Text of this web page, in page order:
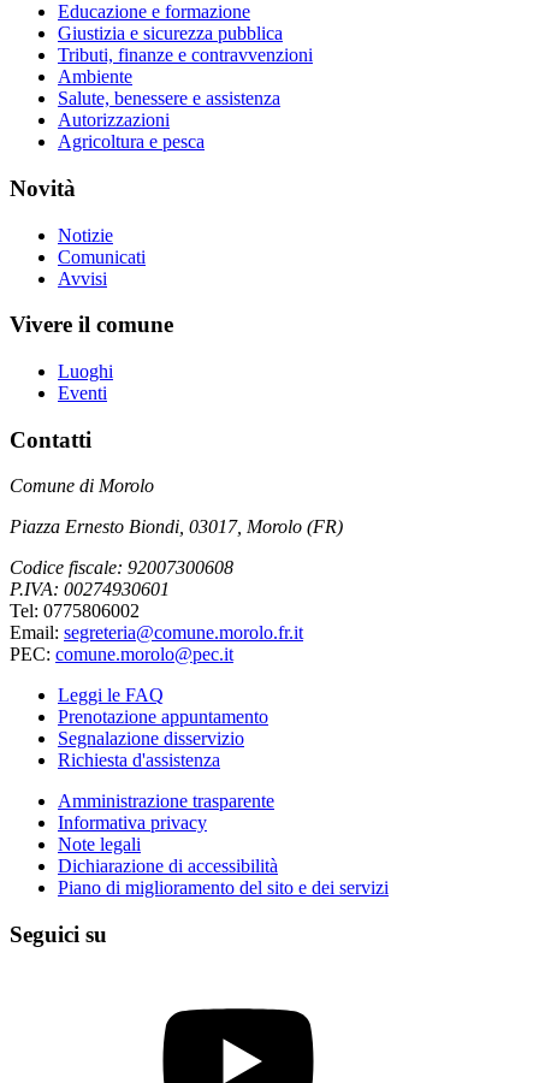
Educazione e formazione
Giustizia e sicurezza pubblica
Tributi, finanze e contravvenzioni
Ambiente
Salute, benessere e assistenza
Autorizzazioni
Agricoltura e pesca
Novità
Notizie
Comunicati
Avvisi
Vivere il comune
Luoghi
Eventi
Contatti
Comune di Morolo
Piazza Ernesto Biondi, 03017, Morolo (FR)
Codice fiscale: 92007300608
P.IVA: 00274930601
Tel: 0775806002
Email: segreteria@comune.morolo.fr.it
PEC: comune.morolo@pec.it
Leggi le FAQ
Prenotazione appuntamento
Segnalazione disservizio
Richiesta d'assistenza
Amministrazione trasparente
Informativa privacy
Note legali
Dichiarazione di accessibilità
Piano di miglioramento del sito e dei servizi
Seguici su